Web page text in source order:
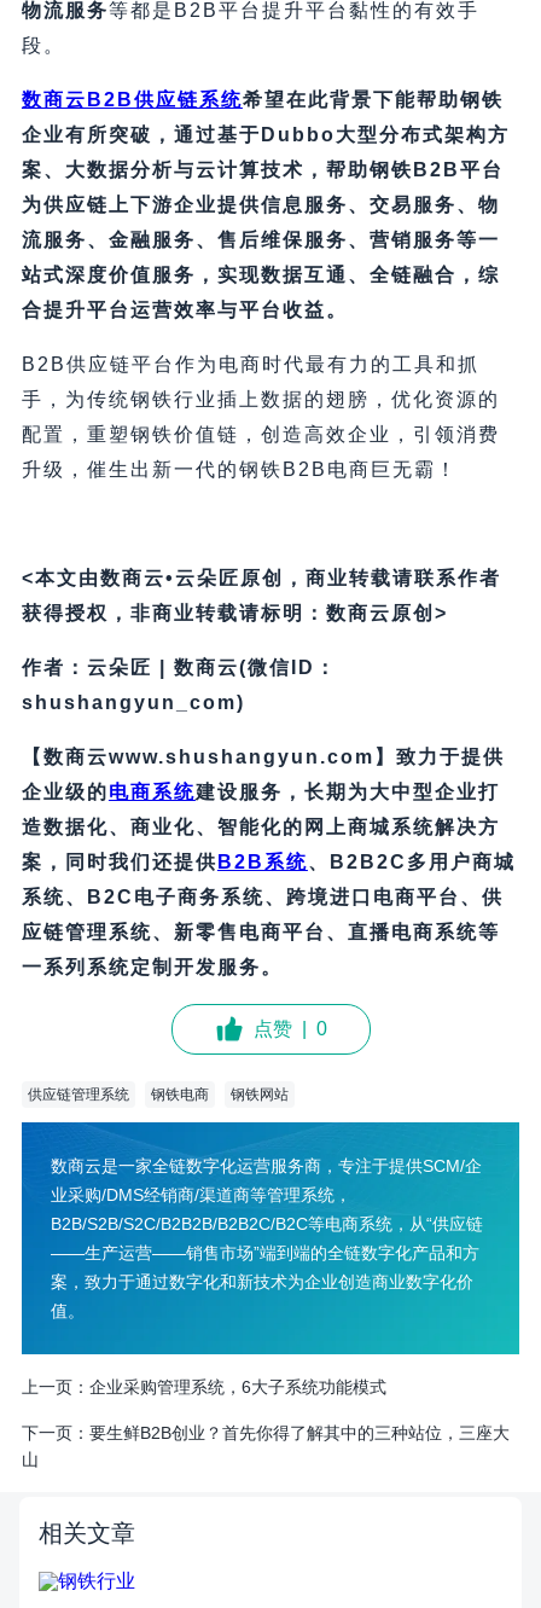
物流服务等都是B2B平台提升平台黏性的有效手
段。
数商云B2B供应链系统希望在此背景下能帮助钢铁
企业有所突破，通过基于Dubbo大型分布式架构方
案、大数据分析与云计算技术，帮助钢铁B2B平台
为供应链上下游企业提供信息服务、交易服务、物
流服务、金融服务、售后维保服务、营销服务等一
站式深度价值服务，实现数据互通、全链融合，综
合提升平台运营效率与平台收益。
B2B供应链平台作为电商时代最有力的工具和抓
手，为传统钢铁行业插上数据的翅膀，优化资源的
配置，重塑钢铁价值链，创造高效企业，引领消费
升级，催生出新一代的钢铁B2B电商巨无霸！
<本文由数商云•云朵匠原创，商业转载请联系作者
获得授权，非商业转载请标明：数商云原创>
作者：云朵匠 | 数商云(微信ID：
shushangyun_com)
【数商云www.shushangyun.com】致力于提供
企业级的电商系统建设服务，长期为大中型企业打
造数据化、商业化、智能化的网上商城系统解决方
案，同时我们还提供 B2B系统、B2B2C多用户商城
系统、B2C电子商务系统、跨境进口电商平台、供
应链管理系统、新零售电商平台、直播电商系统等
一系列系统定制开发服务。
点赞 0
供应链管理系统 钢铁电商 钢铁网站
数商云是一家全链数字化运营服务商，专注于提供SCM/企
业采购/DMS经销商/渠道商等管理系统，
B2B/S2B/S2C/B2B2B/B2B2C/B2C等电商系统，从“供应链
——生产运营——销售市场”端到端的全链数字化产品和方
案，致力于通过数字化和新技术为企业创造商业数字化价
值。
上一页： 企业采购管理系统，6大子系统功能模式
下一页： 要生鲜B2B创业？首先你得了解其中的三种站位，三座大
山
相关文章